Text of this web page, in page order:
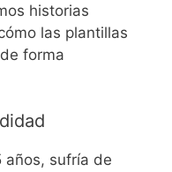
historias
las plantillas
forma
años, sufría de